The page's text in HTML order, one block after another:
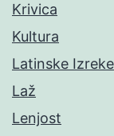
Krivica
Kultura
Latinske Izreke
Laž
Lenjost